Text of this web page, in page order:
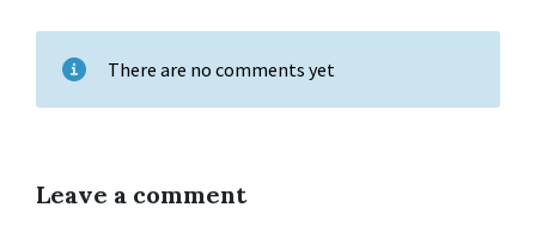
There are no comments yet
Leave a comment